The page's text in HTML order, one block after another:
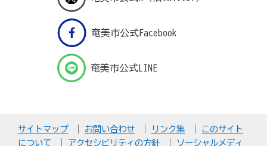
奄美市公式Facebook
奄美市公式LINE
サイトマップ お問い合わせ リンク集
このサイト
について
アクセシビリティの方針 ソーシャルメディ